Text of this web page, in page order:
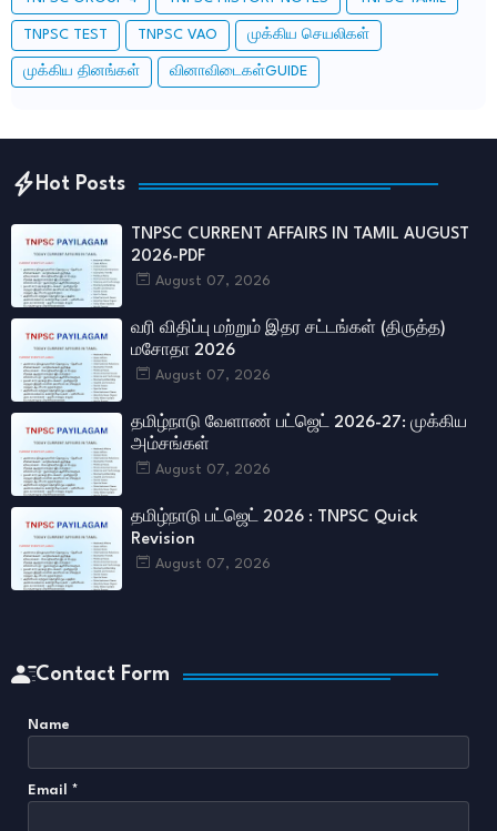
TNPSC TEST TNPSC VAO முக்கிய செயலிகள்
முக்கிய தினங்கள் வினாவிடைகள்GUIDE
Hot Posts
TNPSC CURRENT AFFAIRS IN TAMIL AUGUST
2026-PDF
August 07, 2026
வரி விதிப்பு மற்றும் இதர சட்​டங்​கள் (திருத்த)
மசோதா 2026
August 07, 2026
தமிழ்நாடு வேளாண் பட்ஜெட் 2026-27: முக்கிய
அம்சங்கள்
August 07, 2026
தமிழ்நாடு பட்ஜெட் 2026 : TNPSC Quick
Revision
August 07, 2026
Contact Form
Name
Email *